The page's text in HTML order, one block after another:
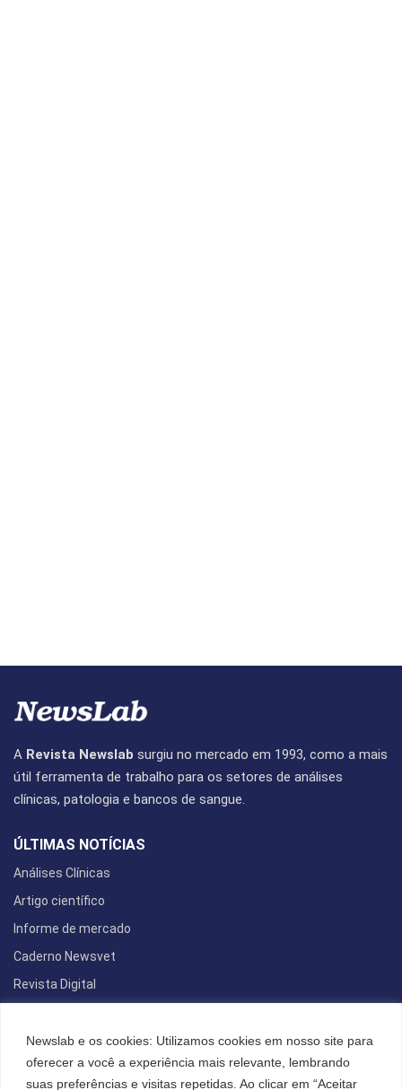
Newslab e os cookies: Utilizamos cookies em nosso site para
oferecer a você a experiência mais relevante, lembrando
suas preferências e visitas repetidas. Ao clicar em “Aceitar
A Revista Newslab surgiu no mercado em 1993, como a mais
útil ferramenta de trabalho para os setores de análises
clínicas, patologia e bancos de sangue.
ÚLTIMAS NOTÍCIAS
Análises Clínicas
Artigo científico
Informe de mercado
Caderno Newsvet
Revista Digital